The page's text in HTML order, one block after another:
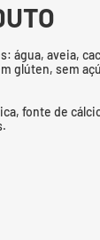
água, aveia,
glúten, sem
fonte de